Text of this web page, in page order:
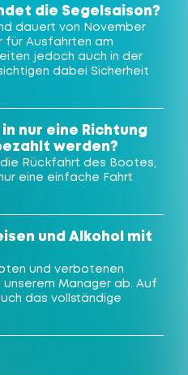
die Segelsaison?
dauert von November
für Ausfahrten am
jedoch auch in der
dabei Sicherheit
nur eine Richtung
werden?
Rückfahrt des Bootes,
eine einfache Fahrt
und Alkohol mit
und verbotenen
Manager ab. Auf
das vollständige